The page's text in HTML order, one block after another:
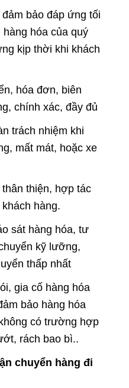
bảo đáp ứng tối
hóa của quý
kịp thời khi khách
hóa đơn, biên
chính xác, đầy đủ
trách nhiệm khi
mất mát, hoặc xe
thiện, hợp tác
hàng.
sát hàng hóa, tư
kỹ lưỡng,
thấp nhất
gia cố hàng hóa
bảo hàng hóa
có trường hợp
rách bao bì..
chuyển hàng đi